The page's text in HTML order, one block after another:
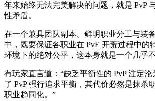
年来始终无法完美解决的问题，就是 PvP
性矛盾。
在一个兼具团队副本、鲜明职业分工与装
中，既要保证各职业在 PvE 开荒过程中的
环境下的绝对公平，这本身就是一个几乎
有玩家直言道：“缺乏平衡性的 PvP 注定
了 PvP 强行追求平衡，其代价必然是抹杀
职业趋同化。”